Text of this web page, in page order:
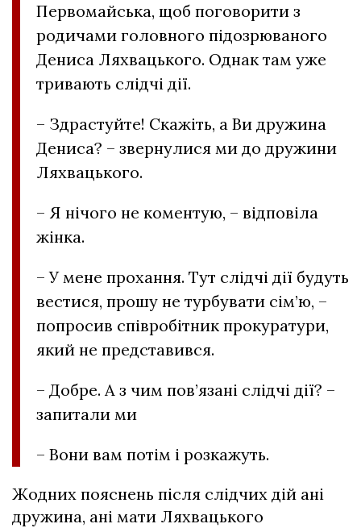
Первомайська, щоб поговорити з
родичами головного підозрюваного
Дениса Ляхвацького. Однак там уже
тривають слідчі дії.
– Здрастуйте! Скажіть, а Ви дружина
Дениса? – звернулися ми до дружини
Ляхвацького.
– Я нічого не коментую, – відповіла
жінка.
– У мене прохання. Тут слідчі дії будуть
вестися, прошу не турбувати сім’ю, –
попросив співробітник прокуратури,
який не представився.
– Добре. А з чим пов’язані слідчі дії? –
запитали ми
– Вони вам потім і розкажуть.
Жодних пояснень після слідчих дій ані
дружина, ані мати Ляхвацького